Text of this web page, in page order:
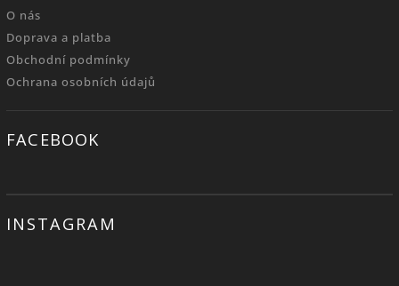
O nás
Doprava a platba
Obchodní podmínky
Ochrana osobních údajů
FACEBOOK
INSTAGRAM